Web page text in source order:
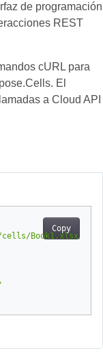
de programación
REST
cURL para
El
a Cloud API
Copy
Book1.xlsx/